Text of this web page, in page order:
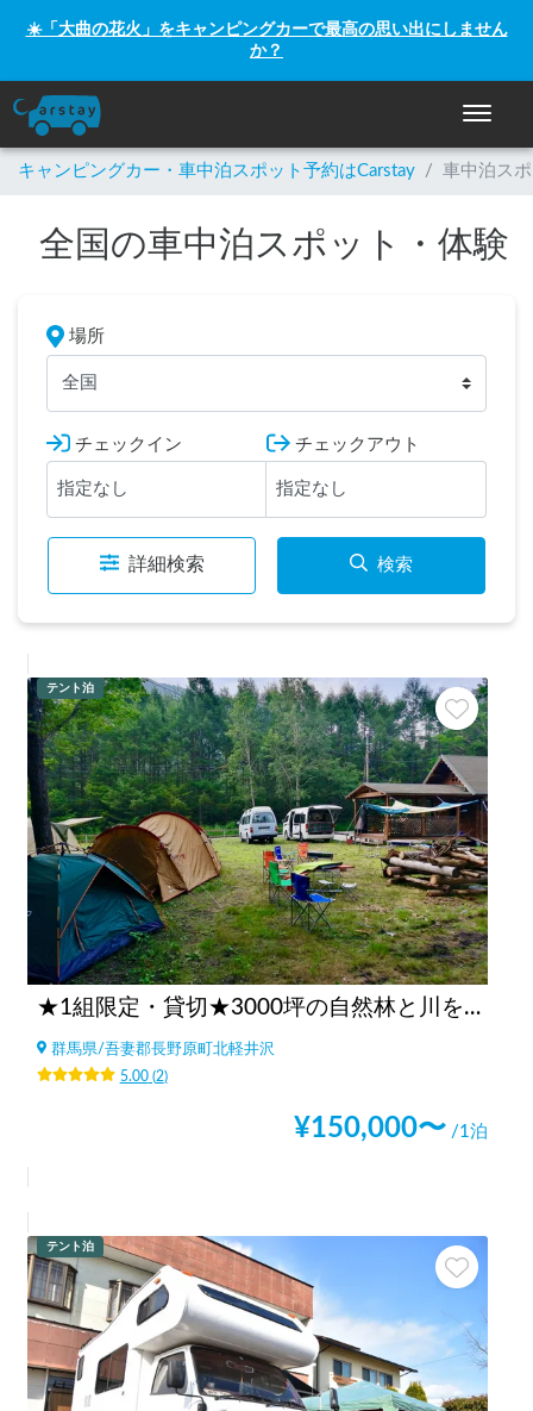
☀️「大曲の花火」をキャンピングカーで最高の思い出にしません
か？
ナビゲ
キャンピングカー・車中泊スポット予約はCarstay / 車中泊ス
全国の車中泊スポット・体験
場所
全国
チェックイン チェックアウト
詳細検索 検索
テント泊
★1組限定・貸切★3000坪の自然林と川を独占 キタカル キャンピングカー&キャンプサイト
群馬県/吾妻郡長野原町北軽井沢
5.00(2)
¥150,000〜 /1泊
テント泊